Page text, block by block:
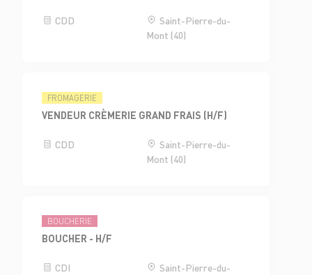
CDD
Saint-Pierre-du-
Mont (40)
FROMAGERIE
VENDEUR CRÈMERIE GRAND FRAIS (H/F)
CDD
Saint-Pierre-du-
Mont (40)
BOUCHERIE
BOUCHER - H/F
CDI
Saint-Pierre-du-